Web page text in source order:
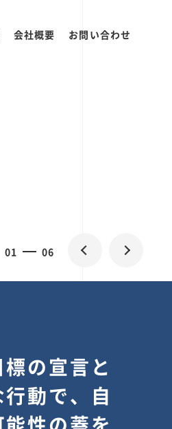
会社概要 お問い合わせ
0 06